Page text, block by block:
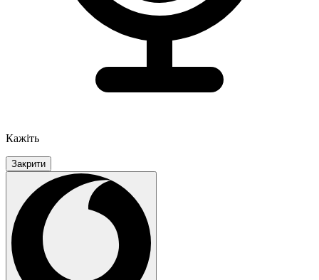
Кажіть
Закрити